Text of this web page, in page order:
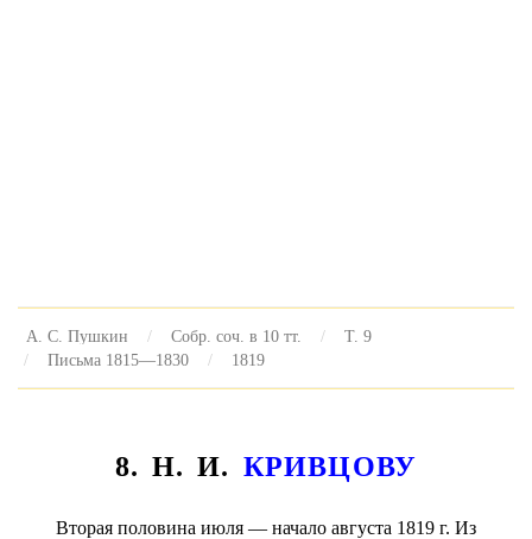
А. С. Пушкин Собр. соч. в 10 тт.
Т. 9
Письма 1815—1830
1819
8. Н. И. КРИВЦОВУ
Вторая половина июля — начало августа 1819 г. Из